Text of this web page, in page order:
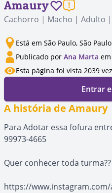
Amaury
Cachorro | Macho | Adulto
Está em São Paulo, São Paulo
Publicado por Ana Marta
Esta página foi vista 2039
Entrar
A história de Amaury
Para Adotar essa fofura
99973-4665
Quer conhecer toda
https://